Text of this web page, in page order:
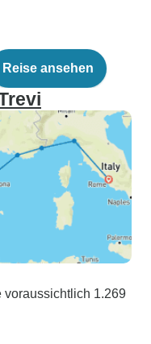
Reise ansehen
voraussichtlich 1.269